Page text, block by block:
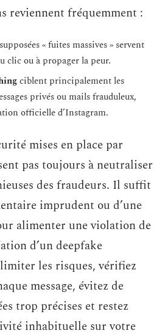
reviennent fréquemment :
« fuites massives » servent
clic ou à propager la peur.
ciblent principalement les
privés ou mails frauduleux,
officielle d’Instagram.
mises en place par
pas toujours à neutraliser
des fraudeurs. Il suffit
imprudent ou d’une
alimenter une violation de
d’un deepfake
les risques, vérifiez
message, évitez de
trop précises et restez
inhabituelle sur votre